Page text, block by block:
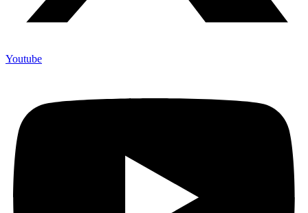
Youtube